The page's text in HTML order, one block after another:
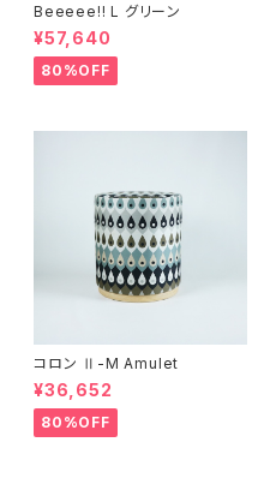
Beeeee!! L グリーン
¥57,640
80%OFF
コロン Ⅱ-M Amulet
¥36,652
80%OFF